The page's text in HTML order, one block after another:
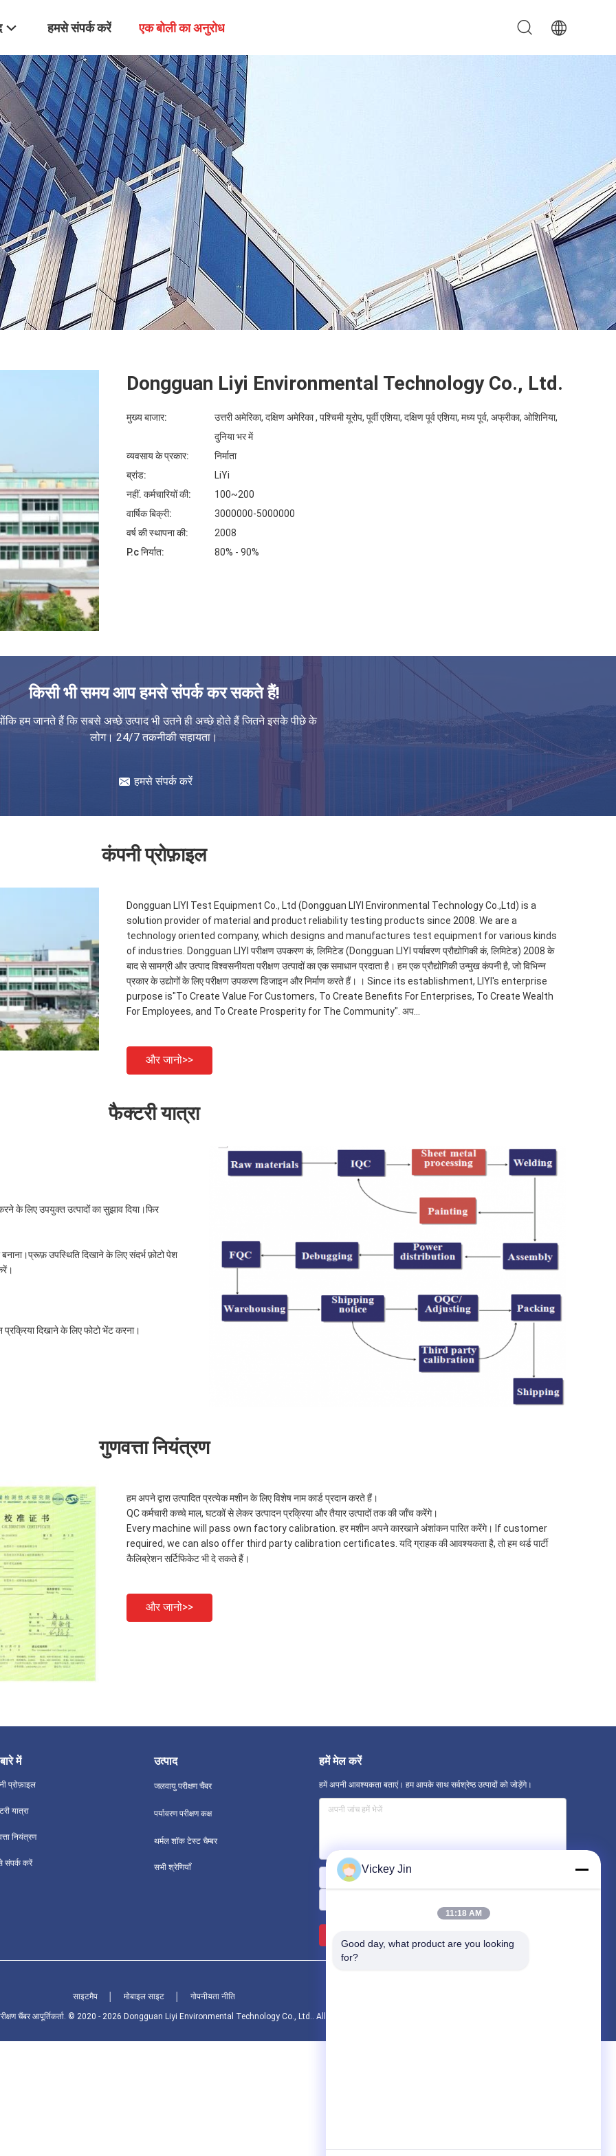
हमसे संपर्क करें एक बोली का अनुरोध
Dongguan Liyi Environmental Technology Co., Ltd.
मुख्य बाजार:
उत्तरी अमेरिका, दक्षिण अमेरिका , पश्चिमी यूरोप, पूर्वी एशिया, दक्षिण पूर्व एशिया, मध्य पूर्व, अफ्रीका, ओशिनिया,
दुनिया भर में
व्यवसाय के प्रकार:
निर्माता
ब्रांड:
LiYi
नहीं. कर्मचारियों की:
100~200
वार्षिक बिक्री:
3000000-5000000
वर्ष की स्थापना की:
2008
P.c निर्यात:
80% - 90%
किसी भी समय आप हमसे संपर्क कर सकते हैं!
हम जानते हैं कि सबसे अच्छे उत्पाद भी उतने ही अच्छे होते हैं जितने इसके पीछे के
लोग। 24/7 तकनीकी सहायता।
हमसे संपर्क करें
कंपनी प्रोफ़ाइल
Dongguan LIYI Test Equipment Co., Ltd (Dongguan LIYI Environmental Technology Co.,Ltd) is a
solution provider of material and product reliability testing products since 2008. We are a
technology oriented company, which designs and manufactures test equipment for various kinds
of industries. Dongguan LIYI परीक्षण उपकरण कं, लिमिटेड (Dongguan LIYI पर्यावरण प्रौद्योगिकी कं, लिमिटेड) 2008 के
बाद से सामग्री और उत्पाद विश्वसनीयता परीक्षण उत्पादों का एक समाधान प्रदाता है। हम एक प्रौद्योगिकी उन्मुख कंपनी है, जो विभिन्न
प्रकार के उद्योगों के लिए परीक्षण उपकरण डिजाइन और निर्माण करते हैं। । Since its establishment, LIYI's enterprise
purpose is"To Create Value For Customers, To Create Benefits For Enterprises, To Create Wealth
For Employees, and To Create Prosperity for The Community". अप...
और जानो>>
फैक्टरी यात्रा
के लिए उपयुक्त उत्पादों का सुझाव दिया।फिर
उपस्थिति दिखाने के लिए संदर्भ फ़ोटो पेश
दिखाने के लिए फोटो भेंट करना।
गुणवत्ता नियंत्रण
हम अपने द्वारा उत्पादित प्रत्येक मशीन के लिए विशेष नाम कार्ड प्रदान करते हैं।
QC कर्मचारी कच्चे माल, घटकों से लेकर उत्पादन प्रक्रिया और तैयार उत्पादों तक की जाँच करेंगे।
Every machine will pass own factory calibration. हर मशीन अपने कारखाने अंशांकन पारित करेंगे। If customer
required, we can also offer third party calibration certificates. यदि ग्राहक की आवश्यकता है, तो हम थर्ड पार्टी
कैलिब्रेशन सर्टिफिकेट भी दे सकते हैं।
और जानो>>
में
प्रोफ़ाइल
यात्रा
नियंत्रण
संपर्क करें
उत्पाद
जलवायु परीक्षण चैंबर
पर्यावरण परीक्षण कक्ष
थर्मल शॉक टेस्ट चैम्बर
सभी श्रेणियाँ
हमें मेल करें
हमें अपनी आवश्यकता बताएं। हम आपके साथ सर्वश्रेष्ठ उत्पादों को जोड़ेंगे।
साइटमैप मोबाइल साइट गोपनीयता नीति
चैंबर आपूर्तिकर्ता. © 2020 - 2026 Dongguan Liyi Environmental Technology Co., Ltd.. All Rights Reserved.
Vickey Jin
11:18 AM
Good day, what product are you looking
for?